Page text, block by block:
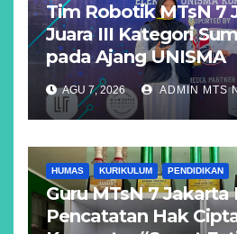
Tim Robotik MTsN 7
Juara III Kategori
pada Ajang UNISMA
AGU 7, 2026 ADMIN MTS
HUMAS KURIKULUM PENDIDIKAN
Guru MTsN 7 Jakarta
Pencatatan Hak